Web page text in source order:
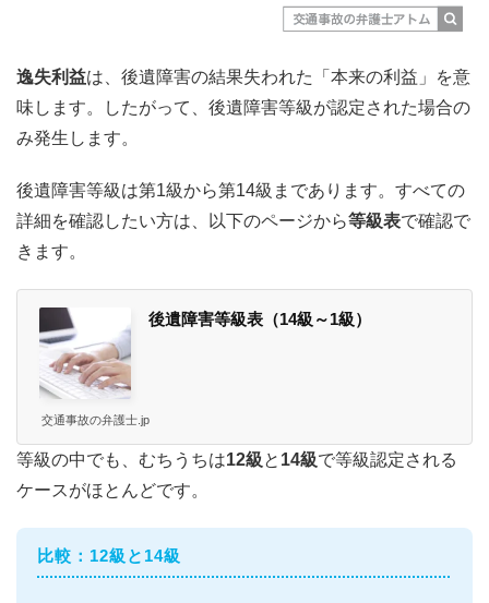
逸失利益は、後遺障害の結果失われた「本来の利益」を意
味します。したがって、後遺障害等級が認定された場合の
み発生します。
後遺障害等級は第1級から第14級まであります。すべての
詳細を確認したい方は、以下のページから等級表で確認で
きます。
後遺障害等級表（14級～1級）
交通事故の弁護士.jp
等級の中でも、むちうちは12級と 14級で等級認定される
ケースがほとんどです。
比較：12級と14級